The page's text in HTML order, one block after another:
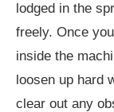
lodged in the
freely. Once
inside the
loosen up hard
clear out any